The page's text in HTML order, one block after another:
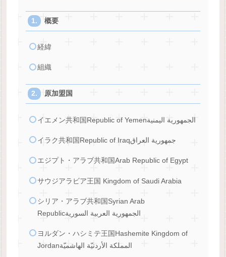
概要
経緯
組織
原加盟国
イエメン共和国Republic of Yemenالجمهورية اليمنية
イラク共和国Republic of Iraqجمهورية العراق
エジプト・アラブ共和国Arab Republic of Egypt
サウジアラビア王国 Kingdom of Saudi Arabia
シリア・アラブ共和国Syrian Arab
Republicالجمهورية العربية السورية
ヨルダン・ハシミテ王国Hashemite Kingdom of
Jordanالمملكة الأردنيّة الهاشميّة